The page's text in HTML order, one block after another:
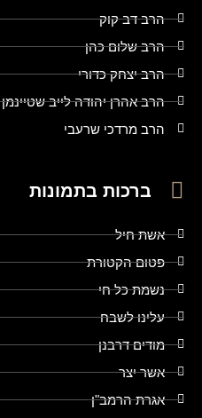
הרב דב קוק
הרב שלום כהן
הרב יצחק כדורי
הרב אהרן יהודה לייב שטיינמן
הרב מרדכי שרעבי
ברכות בתמונות
אשת חיל
פטום הקטורת
נשמת כל חי
עלינו לשבח
מודים דרבנן
אשר יצר
אגרת הרמב"ן